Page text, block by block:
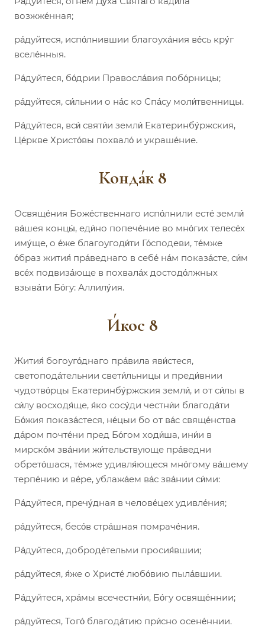
возжже́нная;
ра́дуйтеся, испо́лнившии благоуха́ния ве́сь кру́г
вселе́нныя.
Ра́дуйтеся, бо́дрии Правосла́вия побо́рницы;
ра́дуйтеся, си́льнии о на́с ко Спа́су моли́твенницы.
Ра́дуйтеся, вси́ святи́и земли́ Екатеринбу́ржския,
Це́ркве Христо́вы похвало́ и украше́ние.
Конда́к 8
Освяще́ния Боже́ственнаго испо́лнили есте́ земли́
ва́шея концы́, еди́но попече́ние во мно́гих телесе́х
иму́ще, о е́же благоугоди́ти Го́сподеви, те́мже
о́браз жития́ пра́веднаго в себе́ на́м показа́сте, си́м
все́х подвиза́юще в похвала́х достодо́лжных
взыва́ти Бо́гу: Аллилу́ия.
И́кос 8
Жития́ богоуго́днаго пра́вила яви́стеся,
светопода́тельнии свети́льницы и преди́внии
чудотво́рцы Екатеринбу́ржския земли́, и от си́лы в
си́лу восходя́ще, я́ко сосу́ди честни́и благода́ти
Бо́жия показа́стеся, не́цыи бо от ва́с свяще́нства
да́ром почте́ни пред Бо́гом ходи́ша, ини́и в
мирско́м зва́нии жи́тельствующе пра́ведни
обрето́шася, те́мже удивля́ющеся мно́гому ва́шему
терпе́нию и ве́ре, ублажа́ем ва́с зва́нии си́ми:
Ра́дуйтеся, пречу́дная в челове́цех удивле́ния;
ра́дуйтеся, бесо́в стра́шная помраче́ния.
Ра́дуйтеся, доброде́тельми просия́вшии;
ра́дуйтеся, я́же о Христе́ любо́вию пыла́вшии.
Ра́дуйтеся, хра́мы всечестни́и, Бо́гу освяще́ннии;
ра́дуйтеся, Того́ благода́тию при́сно осене́ннии.